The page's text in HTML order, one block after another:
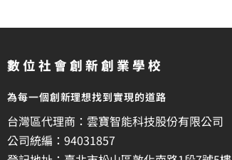
數位社會創新創業學校
為每一個創新理想找到實現的道路
台灣區代理商：雲寶智能科技股份有限公司
公司統編：94031857